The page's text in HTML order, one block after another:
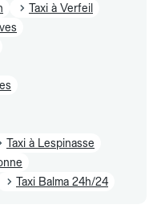
Taxi à Verfeil
Taxi à Lespinasse
Taxi Balma 24h/24